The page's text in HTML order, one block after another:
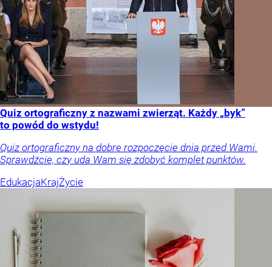
Quiz ortograficzny z nazwami zwierząt. Każdy „byk”
to powód do wstydu!
Quiz ortograficzny na dobre rozpoczęcie dnia przed Wami.
Sprawdźcie, czy uda Wam się zdobyć komplet punktów.
EdukacjaKrajŻycie